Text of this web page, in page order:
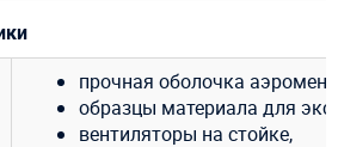
прочная оболочка
образцы материала для
вентиляторы на стойке,